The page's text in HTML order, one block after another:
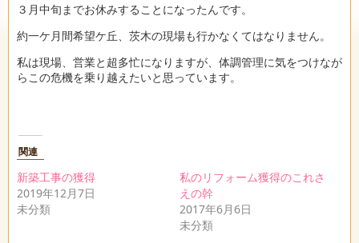
３月中旬までお休みすることになったんです。
約一ケ月間希望ケ丘、茨木の現場も行かなくてはなりません。
私は現場、営業と超多忙になりますが、体調管理に気をつけなが
らこの危機を乗り越えたいと思っています。
関連
新築工事の獲得
2019年12月7日
未分類
私のリフォーム獲得のこれさ
えの幹
2017年6月6日
未分類